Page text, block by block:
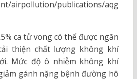
airpollution/publications/aqg
ca tử vong có thể được ngăn
thiện chất lượng không khí
Mức độ ô nhiễm không khí
gánh nặng bệnh đường hô